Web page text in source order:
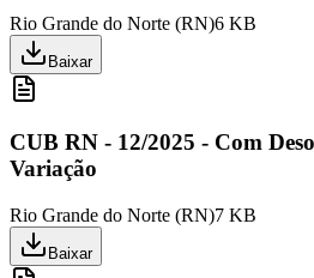
Rio Grande do Norte (RN)6 KB
Baixar
CUB RN - 12/2025 - Com
Variação
Rio Grande do Norte (RN)7 KB
Baixar